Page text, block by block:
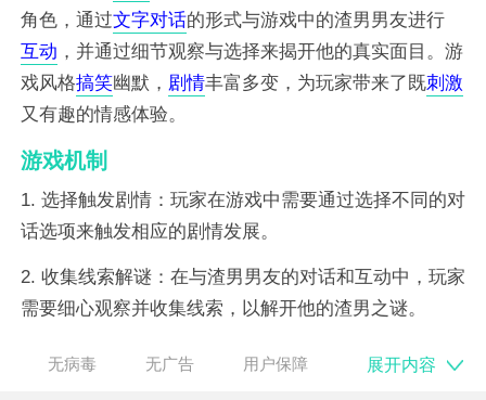
角色，通过文字对话的形式与游戏中的渣男男友进行
互动 ，并通过细节观察与选择来揭开他的真实面目。游
戏风格搞笑幽默， 剧情丰富多变，为玩家带来了既刺激
又有趣的情感体验。
游戏机制
1. 选择触发剧情：玩家在游戏中需要通过选择不同的对
话选项来触发相应的剧情发展。
2. 收集线索解谜：在与渣男男友的对话和互动中，玩家
需要细心观察并收集线索，以解开他的渣男之谜。
3. 多结局设定：根据玩家的选择和收集的线索，游戏将
无病毒 无广告 用户保障 展开内容